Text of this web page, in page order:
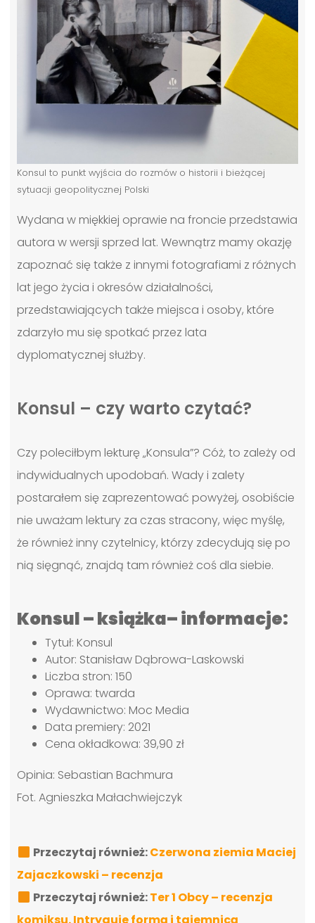
Konsul to punkt wyjścia do rozmów o historii i bieżącej
sytuacji geopolitycznej Polski
Wydana w miękkiej oprawie na froncie przedstawia
autora w wersji sprzed lat. Wewnątrz mamy okazję
zapoznać się także z innymi fotografiami z różnych
lat jego życia i okresów działalności,
przedstawiających także miejsca i osoby, które
zdarzyło mu się spotkać przez lata
dyplomatycznej służby.
Konsul – czy warto czytać?
Czy poleciłbym lekturę „Konsula”? Cóż, to zależy od
indywidualnych upodobań. Wady i zalety
postarałem się zaprezentować powyżej, osobiście
nie uważam lektury za czas stracony, więc myślę,
że również inny czytelnicy, którzy zdecydują się po
nią sięgnąć, znajdą tam również coś dla siebie.
Konsul – książka– informacje:
Tytuł: Konsul
Autor: Stanisław Dąbrowa-Laskowski
Liczba stron: 150
Oprawa: twarda
Wydawnictwo: Moc Media
Data premiery: 2021
Cena okładkowa: 39,90 zł
Opinia: Sebastian Bachmura
Fot. Agnieszka Małachwiejczyk
Przeczytaj również:Czerwona ziemia Maciej
Zajaczkowski – recenzja
Przeczytaj również:Ter 1 Obcy – recenzja